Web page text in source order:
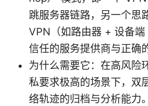
跳服务器链路，另一个思
VPN（如路由器 + 设备
信任的服务提供商与正确
为什么需要它：在高风险
私要求极高的场景下，双
络轨迹的归档与分析能力。